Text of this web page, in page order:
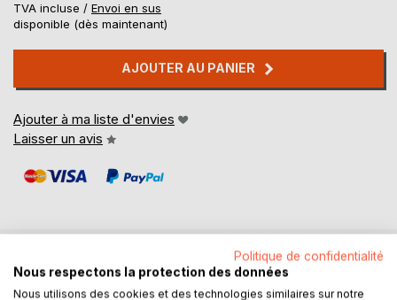
TVA incluse / Envoi en sus
disponible (dès maintenant)
AJOUTER AU PANIER
Ajouter à ma liste d'envies
Laisser un avis
DESCRIPTION
Politique de confidentialité
Nous respectons la protection des données
Nous utilisons des cookies et des technologies similaires sur notre